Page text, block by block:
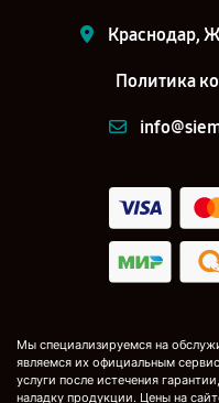
Краснодар,
Политика
Мы специализируемся на
являемся их официальным
услуги после истечения
наладку продукции. Цены на